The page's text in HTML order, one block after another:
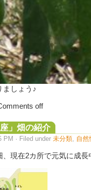
ましょう♪
off
」畑の紹介
PM · Filed under 未分類 自然
現在2カ所で元気に成長